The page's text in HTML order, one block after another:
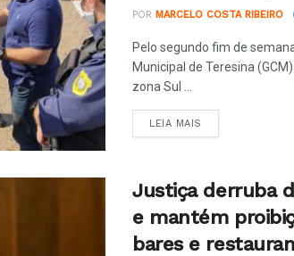
POR MARCELO COSTA RIBEIRO
Pelo segundo fim de
Municipal de Teresina
zona Sul ...
LEIA MAIS
Justiça derruba
e mantém
bares e